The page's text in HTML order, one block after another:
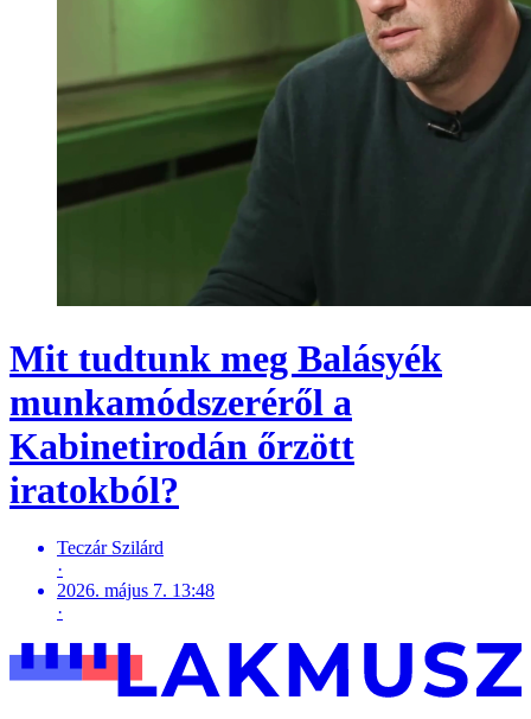
Mit tudtunk meg Balásyék
munkamódszeréről a
Kabinetirodán őrzött
iratokból?
Teczár Szilárd
·
2026. május 7. 13:48
·